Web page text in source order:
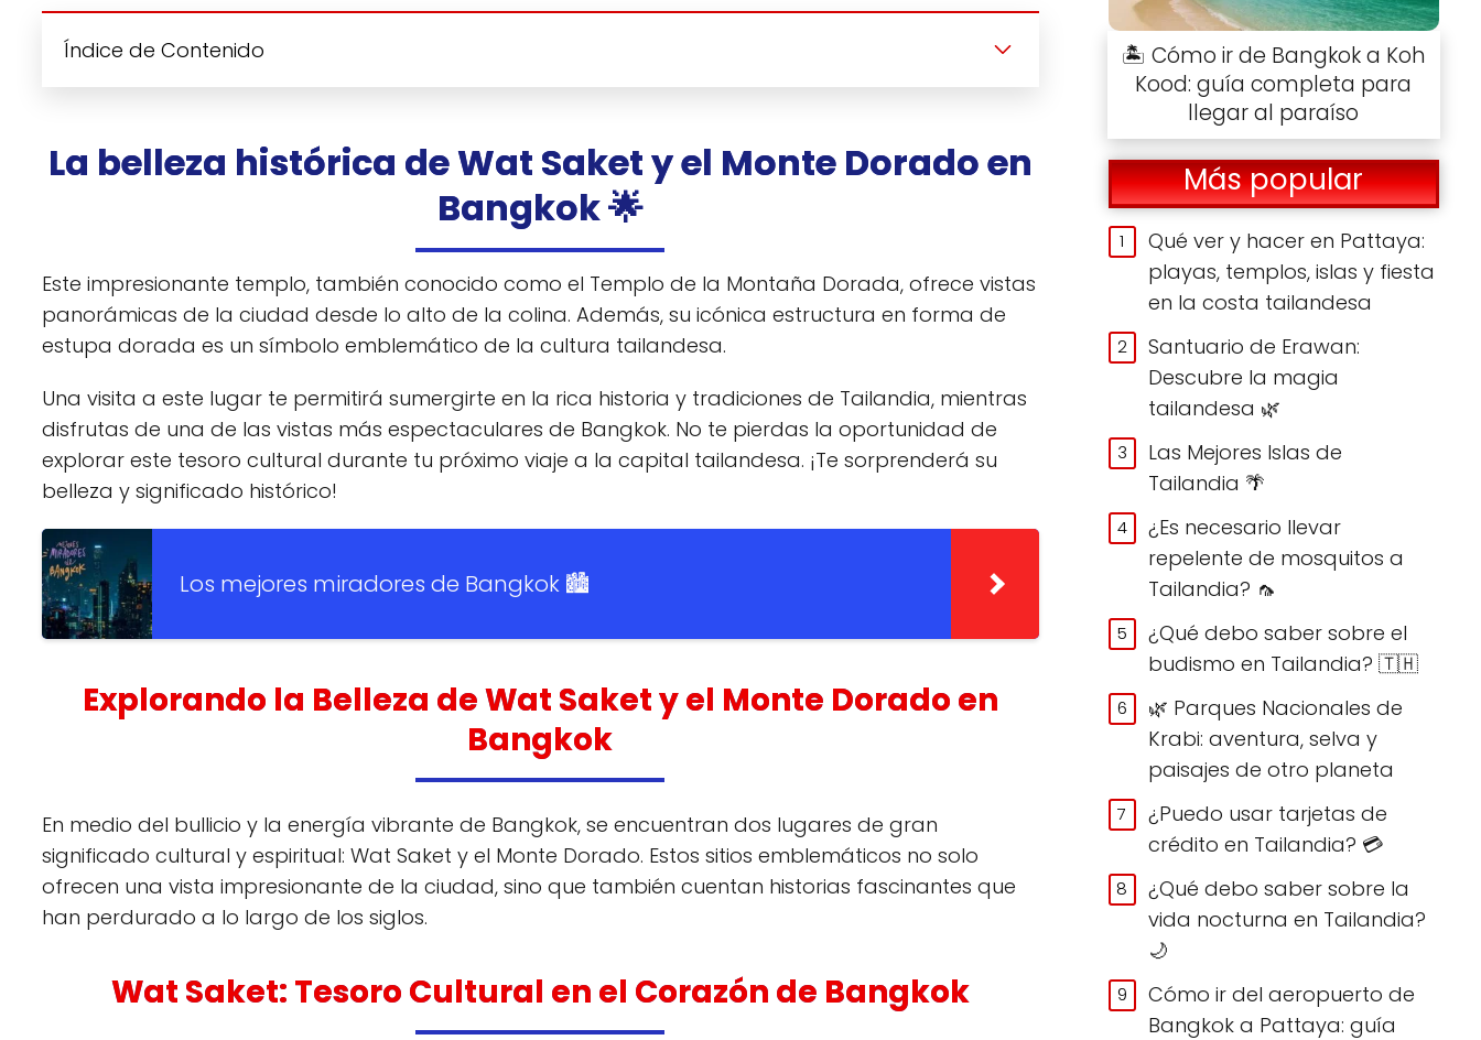
Índice de Contenido
La belleza histórica de Wat Saket y el Monte Dorado en
Bangkok 🌟
Este impresionante templo, también conocido como el Templo de la Montaña Dorada, ofrece vistas
panorámicas de la ciudad desde lo alto de la colina. Además, su icónica estructura en forma de
estupa dorada es un símbolo emblemático de la cultura tailandesa.
Una visita a este lugar te permitirá sumergirte en la rica historia y tradiciones de Tailandia, mientras
disfrutas de una de las vistas más espectaculares de Bangkok. No te pierdas la oportunidad de
explorar este tesoro cultural durante tu próximo viaje a la capital tailandesa. ¡Te sorprenderá su
belleza y significado histórico!
Los mejores miradores de Bangkok 🏙️
Explorando la Belleza de Wat Saket y el Monte Dorado en
Bangkok
En medio del bullicio y la energía vibrante de Bangkok, se encuentran dos lugares de gran
significado cultural y espiritual: Wat Saket y el Monte Dorado. Estos sitios emblemáticos no solo
ofrecen una vista impresionante de la ciudad, sino que también cuentan historias fascinantes que
han perdurado a lo largo de los siglos.
Wat Saket: Tesoro Cultural en el Corazón de Bangkok
🏝️ Cómo ir de Bangkok a Koh
Kood: guía completa para
llegar al paraíso
Más popular
Qué ver y hacer en Pattaya:
playas, templos, islas y fiesta
en la costa tailandesa
Santuario de Erawan:
Descubre la magia
tailandesa 🌿
Las Mejores Islas de
Tailandia 🌴
¿Es necesario llevar
repelente de mosquitos a
Tailandia? 🦟
¿Qué debo saber sobre el
budismo en Tailandia? 🇹🇭
🌿 Parques Nacionales de
Krabi: aventura, selva y
paisajes de otro planeta
¿Puedo usar tarjetas de
crédito en Tailandia? 💳
¿Qué debo saber sobre la
vida nocturna en Tailandia?
🌙
Cómo ir del aeropuerto de
Bangkok a Pattaya: guía